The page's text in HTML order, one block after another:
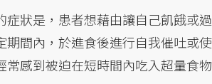
症狀是，患者想藉由讓自己飢餓或
期間內，於進食後進行自我催吐或
常感到被迫在短時間內吃入超量食物